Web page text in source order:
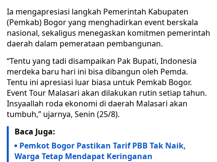
Ia mengapresiasi langkah Pemerintah Kabupaten
(Pemkab) Bogor yang menghadirkan event berskala
nasional, sekaligus menegaskan komitmen pemerintah
daerah dalam pemerataan pembangunan.
“Tentu yang tadi disampaikan Pak Bupati, Indonesia
merdeka baru hari ini bisa dibangun oleh Pemda.
Tentu ini apresiasi luar biasa untuk Pemkab Bogor.
Event Tour Malasari akan dilakukan rutin setiap tahun.
Insyaallah roda ekonomi di daerah Malasari akan
tumbuh,” ujarnya, Senin (25/8).
Baca Juga:
Pemkot Bogor Pastikan Tarif PBB Tak Naik,
Warga Tetap Mendapat Keringanan